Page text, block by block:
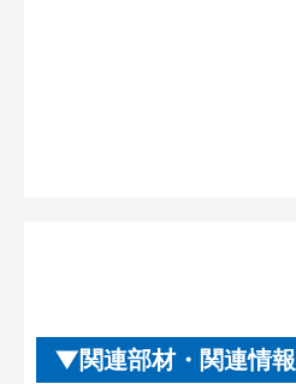
関連部材・関連情報